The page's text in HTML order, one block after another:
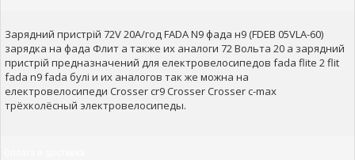
Зарядний пристрій 72V 20А/год FADA N9 фада н9 (FDEB 05VLA-60)
зарядка на фада Флит а также их аналоги 72 Вольта 20 а зарядний
пристрій предназначений для електровелосипедов fada flite 2 flit
fada n9 fada булі и их аналогов так же можна на
електровелосипеди Crosser cr9 Crosser Crosser c-max
трёхколёсный электровелосипеды.